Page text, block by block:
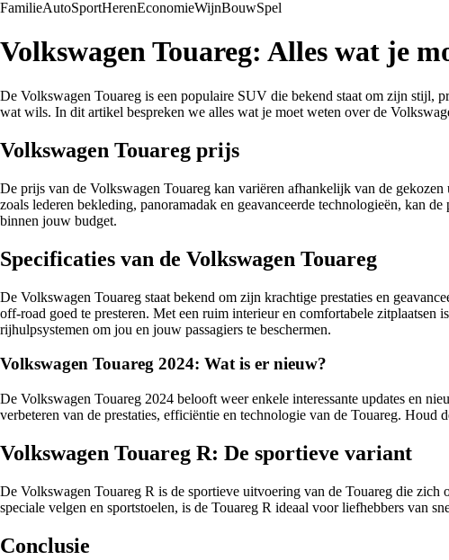
FamilieAutoSportHerenEconomieWijnBouwSpel
Volkswagen Touareg: Alles wat je
De Volkswagen Touareg is een populaire SUV die bekend staat om zijn stijl,
wat wils. In dit artikel bespreken we alles wat je moet weten over de
Volkswagen Touareg prijs
De prijs van de Volkswagen Touareg kan variëren afhankelijk van de
zoals lederen bekleding, panoramadak en geavanceerde technologieën, kan
binnen jouw budget.
Specificaties van de Volkswagen Touareg
De Volkswagen Touareg staat bekend om zijn krachtige prestaties en
off-road goed te presteren. Met een ruim interieur en comfortabele
rijhulpsystemen om jou en jouw passagiers te beschermen.
Volkswagen Touareg 2024: Wat is er nieuw?
De Volkswagen Touareg 2024 belooft weer enkele interessante updates en
verbeteren van de prestaties, efficiëntie en technologie van de Touareg.
Volkswagen Touareg R: De sportieve variant
De Volkswagen Touareg R is de sportieve uitvoering van de Touareg die
speciale velgen en sportstoelen, is de Touareg R ideaal voor liefhebbers van
Conclusie